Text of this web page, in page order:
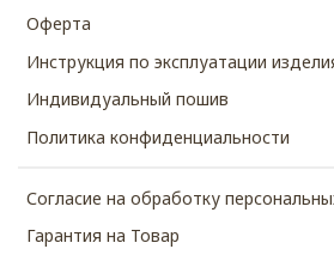
Оферта
Инструкция по эксплуатации
Индивидуальный пошив
Политика конфиденциальности
Согласие на обработку
Гарантия на Товар